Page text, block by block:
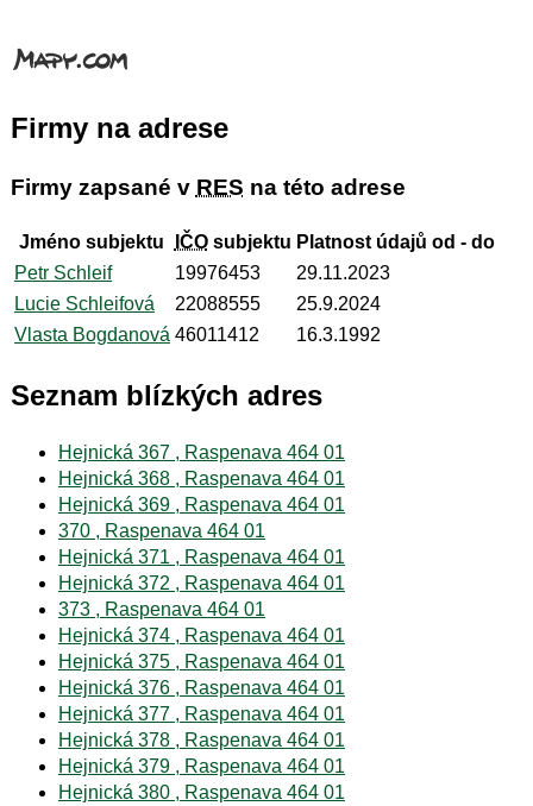
Firmy na adrese
Firmy zapsané v RES na této adrese
Jméno subjektu IČOsubjektu Platnost údajů od - do
Petr Schleif
19976453
29.11.2023
Lucie Schleifová
22088555
25.9.2024
Vlasta Bogdanová 46011412 16.3.1992
Seznam blízkých adres
Hejnická 367 , Raspenava 464 01
Hejnická 368 , Raspenava 464 01
Hejnická 369 , Raspenava 464 01
370 , Raspenava 464 01
Hejnická 371 , Raspenava 464 01
Hejnická 372 , Raspenava 464 01
373 , Raspenava 464 01
Hejnická 374 , Raspenava 464 01
Hejnická 375 , Raspenava 464 01
Hejnická 376 , Raspenava 464 01
Hejnická 377 , Raspenava 464 01
Hejnická 378 , Raspenava 464 01
Hejnická 379 , Raspenava 464 01
Hejnická 380 , Raspenava 464 01